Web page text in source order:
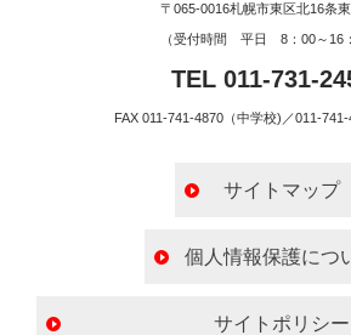
〒065-0016札幌市東区北16条
（受付時間 平日 8：00～16：
TEL 011-731-
FAX 011-741-4870（中学校)／011-741-
サイトマップ
個人情報保護につ
サイトポリシー